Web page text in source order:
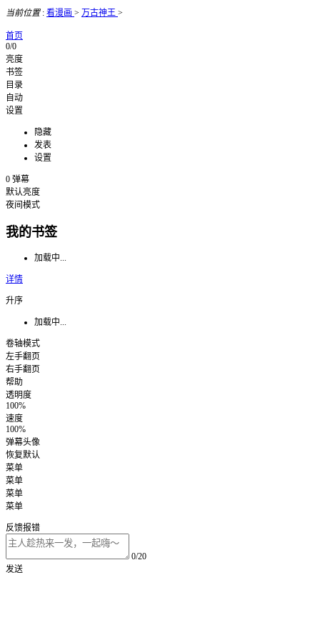
当前位置: 看漫画 > 万古神王 >
首页
0/0
亮度
书签
目录
自动
设置
隐藏
发表
设置
0 弹幕
默认亮度
夜间模式
我的书签
加载中...
详情
升序
加载中...
卷轴模式
左手翻页
右手翻页
帮助
透明度
100%
速度
100%
弹幕头像
恢复默认
菜单
菜单
菜单
菜单
反馈报错
0/20
发送